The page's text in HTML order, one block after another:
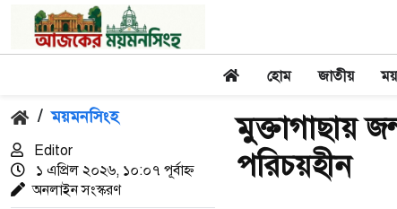
হোম জাতীয়
/ ময়মনসিংহ
Editor
১ এপ্রিল ২০২৬, ১০:০৭ পূর্বাহ্ন
অনলাইন সংস্করণ
মুক্তাগাছায়
পরিচয়হীন